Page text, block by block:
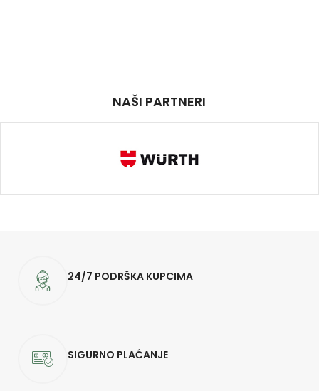
NAŠI PARTNERI
24/7 PODRŠKA KUPCIMA
SIGURNO PLAĆANJE